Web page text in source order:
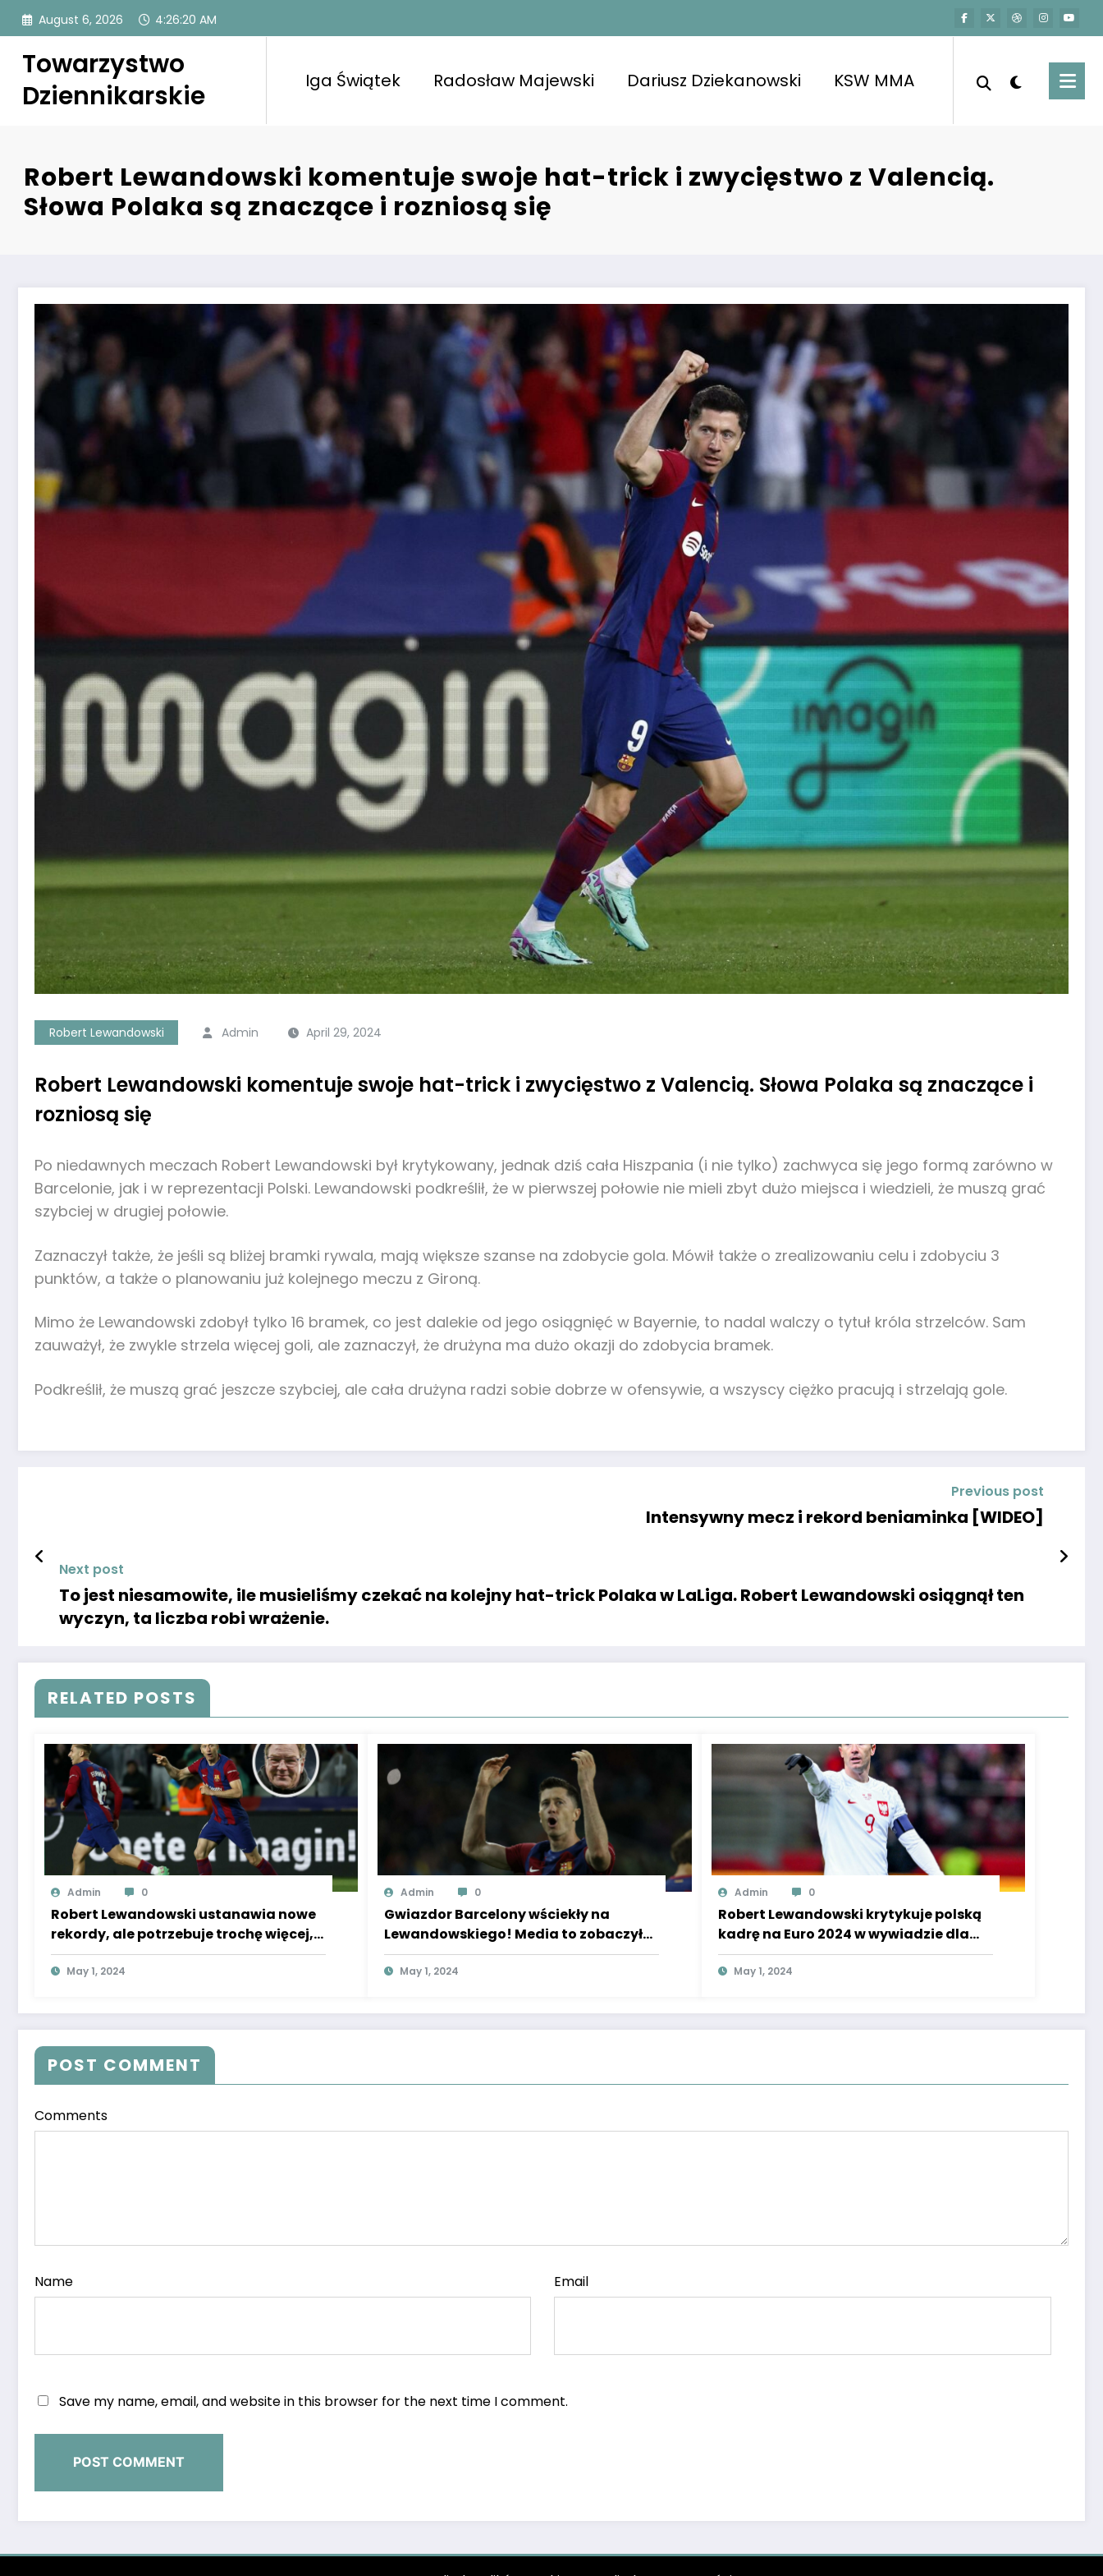
Skip
content
August 6, 2026 4:26:21 AM
Towarzystwo
Dziennikarskie
Iga Świątek Radosław Majewski Dariusz Dziekanowski KSW MMA
Robert Lewandowski komentuje swoje hat-trick i zwycięstwo z Valencią.
Słowa Polaka są znaczące i rozniosą się
Robert Lewandowski Admin April 29, 2024
Robert Lewandowski komentuje swoje hat-trick i zwycięstwo z Valencią. Słowa Polaka są znaczące i
rozniosą się
Po niedawnych meczach Robert Lewandowski był krytykowany, jednak dziś cała Hiszpania (i nie tylko) zachwyca się jego formą zarówno w
Barcelonie, jak i w reprezentacji Polski. Lewandowski podkreślił, że w pierwszej połowie nie mieli zbyt dużo miejsca i wiedzieli, że muszą grać
szybciej w drugiej połowie.
Zaznaczył także, że jeśli są bliżej bramki rywala, mają większe szanse na zdobycie gola. Mówił także o zrealizowaniu celu i zdobyciu 3
punktów, a także o planowaniu już kolejnego meczu z Gironą.
Mimo że Lewandowski zdobył tylko 16 bramek, co jest dalekie od jego osiągnięć w Bayernie, to nadal walczy o tytuł króla strzelców. Sam
zauważył, że zwykle strzela więcej goli, ale zaznaczył, że drużyna ma dużo okazji do zdobycia bramek.
Podkreślił, że muszą grać jeszcze szybciej, ale cała drużyna radzi sobie dobrze w ofensywie, a wszyscy ciężko pracują i strzelają gole.
Previous post
Intensywny mecz i rekord beniaminka [WIDEO]
Next post
To jest niesamowite, ile musieliśmy czekać na kolejny hat-trick Polaka w LaLiga. Robert Lewandowski osiągnął ten
wyczyn, ta liczba robi wrażenie.
RELATED POSTS
Admin 0
Robert Lewandowski ustanawia nowe
rekordy, ale potrzebuje trochę więcej,
aby osiągnąć ten wynik. “Jestem
pewny, że to zrobi. Życzę mu tego”
May 1, 2024
Admin 0
Gwiazdor Barcelony wściekły na
Lewandowskiego! Media to zobaczyły,
nie mógł ukryć wściekłości!
May 1, 2024
Admin 0
Robert Lewandowski krytykuje polską
kadrę na Euro 2024 w wywiadzie dla
Super Express.
May 1, 2024
POST COMMENT
Comments
Name Email
Save my name, email, and website in this browser for the next time I comment.